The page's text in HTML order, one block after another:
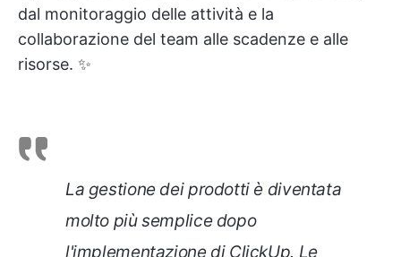
dal monitoraggio delle attività e la
collaborazione del team alle scadenze e alle
risorse. ✨
La gestione dei prodotti è diventata
molto più semplice dopo
l'implementazione di ClickUp. Le